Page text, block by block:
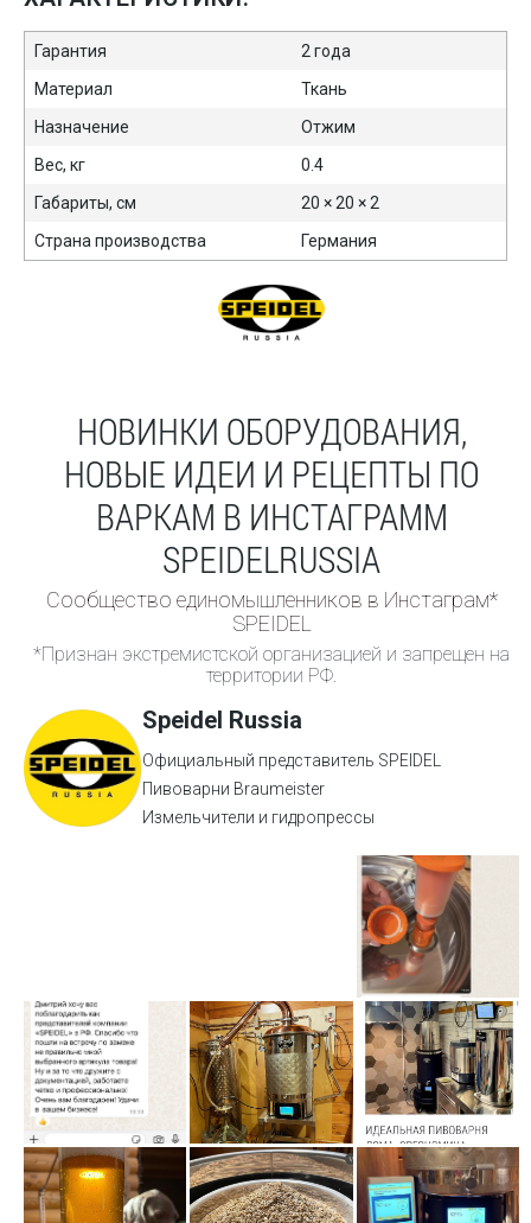
Гарантия
2 года
Материал
Ткань
Назначение
Отжим
Вес, кг
0.4
Габариты, см
20 × 20 × 2
Страна производства
Германия
НОВИНКИ ОБОРУДОВАНИЯ,
НОВЫЕ ИДЕИ И РЕЦЕПТЫ ПО
ВАРКАМ В ИНСТАГРАММ
SPEIDELRUSSIA
Сообщество единомышленников в Инстаграм*
SPEIDEL
*Признан экстремистской организацией и запрещен на
территории РФ.
Speidel Russia
Официальный представитель SPEIDEL
Пивоварни Braumeister
Измельчители и гидропрессы